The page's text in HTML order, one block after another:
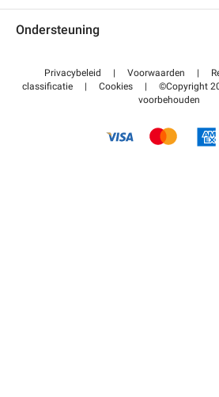
Word partner van Onepark
Ondersteuning
Helpcentrum
Betalen voor parkeren FLOW
Privacybeleid | Voorwaarden |
classificatie
| Cookies |
©Copyright
voorbehouden